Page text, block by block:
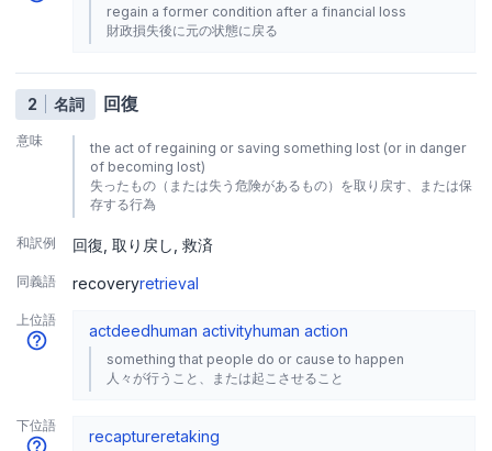
regain a former condition after a financial loss
財政損失後に元の状態に戻る
2 名詞 回復
意味
the act of regaining or saving something lost (or in danger
of becoming lost)
失ったもの（または失う危険があるもの）を取り戻す、または保
存する行為
和訳例 回復 取り戻し 救済
同義語 recoveryretrieval
上位語
actdeedhuman activityhuman action
something that people do or cause to happen
人々が行うこと、または起こさせること
下位語
recaptureretaking